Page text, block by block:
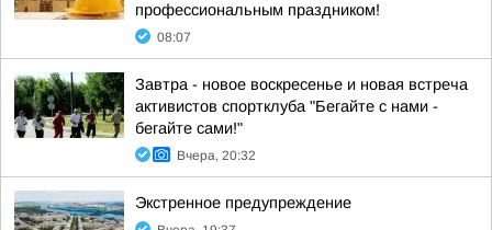
профессиональным праздником!
08:07
Завтра - новое воскресенье и новая встреча
активистов спортклуба "Бегайте с нами -
бегайте сами!"
Вчера, 20:32
Экстренное предупреждение